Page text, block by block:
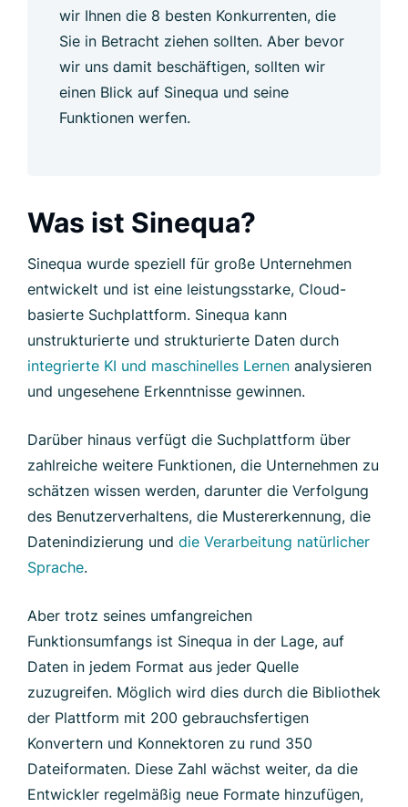
wir Ihnen die 8 besten Konkurrenten, die
Sie in Betracht ziehen sollten. Aber bevor
wir uns damit beschäftigen, sollten wir
einen Blick auf Sinequa und seine
Funktionen werfen.
Was ist Sinequa?
Sinequa wurde speziell für große Unternehmen
entwickelt und ist eine leistungsstarke, Cloud-
basierte Suchplattform. Sinequa kann
unstrukturierte und strukturierte Daten durch
integrierte KI und maschinelles Lernen analysieren
und ungesehene Erkenntnisse gewinnen.
Darüber hinaus verfügt die Suchplattform über
zahlreiche weitere Funktionen, die Unternehmen zu
schätzen wissen werden, darunter die Verfolgung
des Benutzerverhaltens, die Mustererkennung, die
Datenindizierung und die Verarbeitung natürlicher
Sprache.
Aber trotz seines umfangreichen
Funktionsumfangs ist Sinequa in der Lage, auf
Daten in jedem Format aus jeder Quelle
zuzugreifen. Möglich wird dies durch die Bibliothek
der Plattform mit 200 gebrauchsfertigen
Konvertern und Konnektoren zu rund 350
Dateiformaten. Diese Zahl wächst weiter, da die
Entwickler regelmäßig neue Formate hinzufügen,